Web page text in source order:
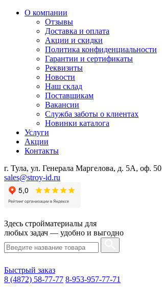
О компании
Отзывы
Доставка и оплата
Акции и скидки
Политика конфиденциальности
Гарантии и сертификаты
Реквизиты
Новости
Наш склад
Поставщикам
Вакансии
Служба заботы о клиентах
Новинки каталога
Услуги
Акции
Контакты
г. Тула, ул. Генерала Маргелова, д. 5А, оф. 50
sales@stroy-id.ru
Здесь стройматериалы для
любых задач — удобно и выгодно
Быстрый заказ
8 (4872) 58-77-77 8-953-957-77-71